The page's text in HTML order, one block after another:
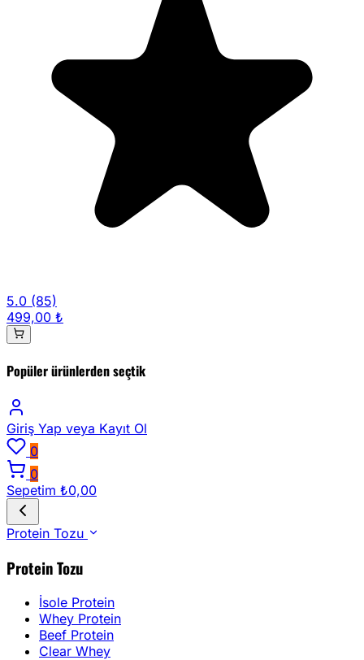
5.0 (85)
499,00 ₺
Popüler ürünlerden seçtik
Giriş Yap veya Kayıt Ol
0
0
Sepetim ₺0,00
Protein Tozu
Protein Tozu
İsole Protein
Whey Protein
Beef Protein
Clear Whey